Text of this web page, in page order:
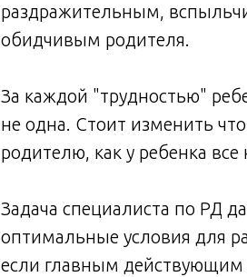
раздражительным,
обидчивым родителя.
За каждой "трудностью"
не одна. Стоит изменить
родителю, как у ребенка
Задача специалиста по РД
оптимальные условия для
если главным